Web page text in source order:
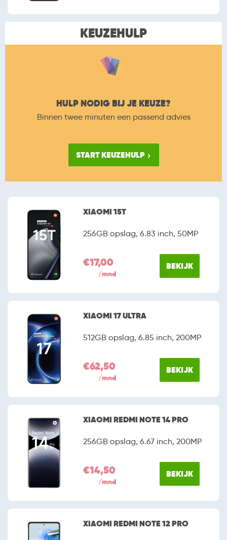
KEUZEHULP
HULP NODIG BIJ JE KEUZE?
Binnen twee minuten een passend advies
START KEUZEHULP
XIAOMI 15T
256GB opslag, 6.83 inch, 50MP
€17,00
/mnd
BEKIJK
XIAOMI 17 ULTRA
512GB opslag, 6.85 inch, 200MP
€62,50
/mnd
BEKIJK
XIAOMI REDMI NOTE 14 PRO
256GB opslag, 6.67 inch, 200MP
€14,50
/mnd
BEKIJK
XIAOMI REDMI NOTE 12 PRO